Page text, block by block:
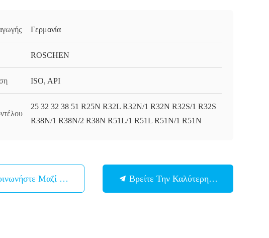
Γερμανία
ROSCHEN
ISO, API
25 32 32 38 51 R25N R32L R32N/1 R32N R32S/1 R32S
R38N/1 R38N/2 R38N R51L/1 R51L R51N/1 R51N
Μαζί Μας Βρείτε Την Καλύτερη Τιμή